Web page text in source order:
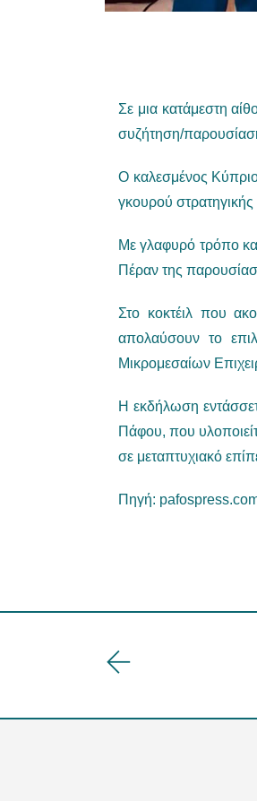
Σε μια κατάμεστη
συζήτηση/
Ο καλεσμένος
γκουρού
Με γλαφυρό τρόπο
Πέραν της
Στο κοκτέιλ που
απολαύσουν το
Μικρομεσαίων
Η εκδήλωση
Πάφου, που
σε μεταπτυχιακό
Πηγή: